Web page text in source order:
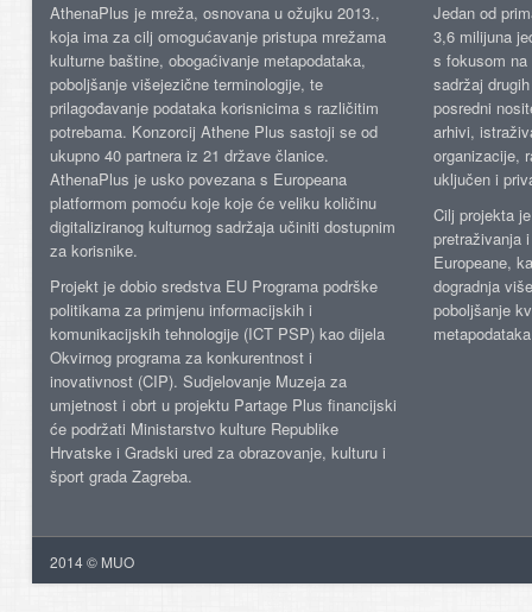
AthenaPlus je mreža, osnovana u ožujku 2013.,
koja ima za cilj omogućavanje pristupa mrežama
kulturne baštine, obogaćivanje metapodataka,
poboljšanje višejezične terminologije, te
prilagođavanje podataka korisnicima s različitim
potrebama. Konzorcij Athene Plus sastoji se od
ukupno 40 partnera iz 21 države članice.
AthenaPlus je usko povezana s Europeana
platformom pomoću koje koje će veliku količinu
digitaliziranog kulturnog sadržaja učiniti dostupnim
za korisnike.
Projekt je dobio sredstva EU Programa podrške
politikama za primjenu informacijskih i
komunikacijskih tehnologije (ICT PSP) kao dijela
Okvirnog programa za konkurentnost i
inovativnost (CIP). Sudjelovanje Muzeja za
umjetnost i obrt u projektu Partage Plus financijski
će podržati Ministarstvo kulture Republike
Hrvatske i Gradski ured za obrazovanje, kulturu i
šport grada Zagreba.
Jedan od
3,6 milijuna
s fokusom
sadržaj
posredni
arhivi,
organizacije,
uključen i
Cilj projekta
pretraživanja
Europeane,
dogradnja
poboljšanje
2014 © MUO